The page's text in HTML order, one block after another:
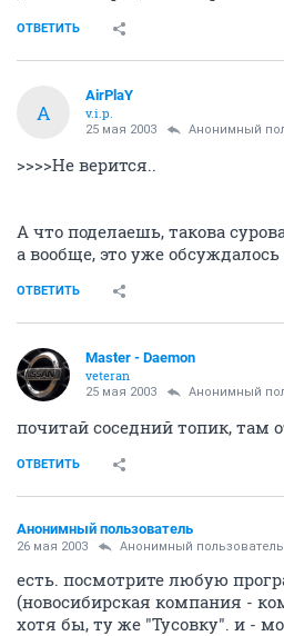
ОТВЕТИТЬ
A
AirPlaY
v.i.p.
25 мая 2003 Анонимный
>>>>Не верится..
А что поделаешь, такова
а вообще, это уже
ОТВЕТИТЬ
Master - Daemon
veteran
25 мая 2003 Анонимный
почитай соседний топик, там
ОТВЕТИТЬ
Анонимный пользователь
26 мая 2003 Анонимный пользователь
есть. посмотрите любую
(новосибирская компания -
хотя бы, ту же "Тусовку". и -